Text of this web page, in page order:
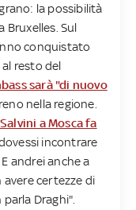
la possibilità
Bruxelles. Sul
conquistato
resto del
sarà "di nuovo
nella regione.
a Mosca fa
incontrare
andrei anche a
avere certezze di
Draghi".